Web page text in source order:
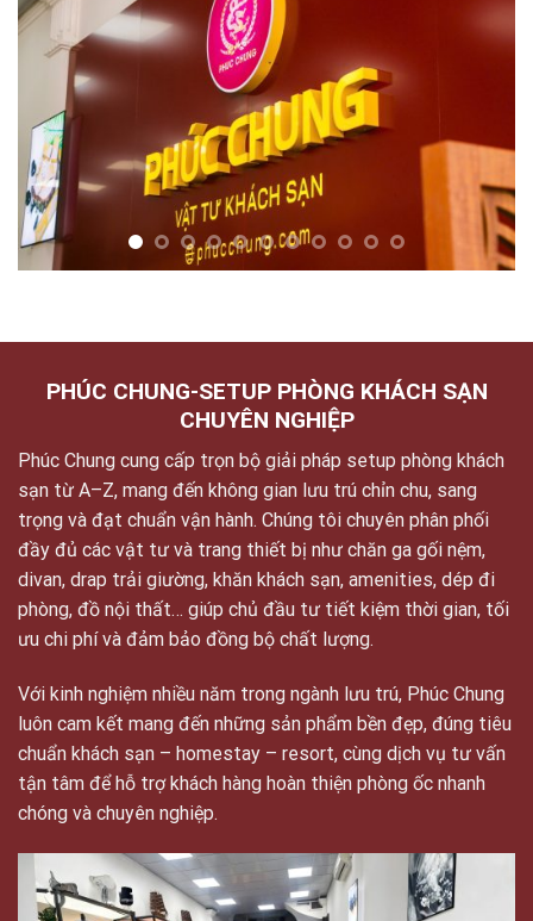
PHÚC CHUNG-SETUP PHÒNG KHÁCH SẠN
CHUYÊN NGHIỆP
Phúc Chung cung cấp trọn bộ giải pháp setup phòng khách
sạn từ A–Z, mang đến không gian lưu trú chỉn chu, sang
trọng và đạt chuẩn vận hành. Chúng tôi chuyên phân phối
đầy đủ các vật tư và trang thiết bị như chăn ga gối nệm,
divan, drap trải giường, khăn khách sạn, amenities, dép đi
phòng, đồ nội thất… giúp chủ đầu tư tiết kiệm thời gian, tối
ưu chi phí và đảm bảo đồng bộ chất lượng.
Với kinh nghiệm nhiều năm trong ngành lưu trú, Phúc Chung
luôn cam kết mang đến những sản phẩm bền đẹp, đúng tiêu
chuẩn khách sạn – homestay – resort, cùng dịch vụ tư vấn
tận tâm để hỗ trợ khách hàng hoàn thiện phòng ốc nhanh
chóng và chuyên nghiệp.